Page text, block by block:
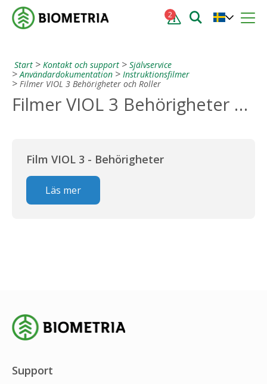
2
Start Kontakt och support
Självservice
Användardokumentation
Instruktionsfilmer
Filmer VIOL 3 Behörigheter och Roller
Filmer VIOL 3 Behörigheter och Roller
Film VIOL 3 - Behörigheter
Läs mer
Support